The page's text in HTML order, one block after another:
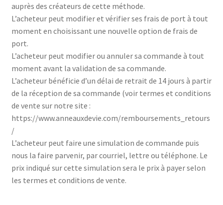
auprès des créateurs de cette méthode.
L’acheteur peut modifier et vérifier ses frais de port à tout
moment en choisissant une nouvelle option de frais de
port.
L’acheteur peut modifier ou annuler sa commande à tout
moment avant la validation de sa commande.
L’acheteur bénéficie d’un délai de retrait de 14 jours à partir
de la réception de sa commande (voir termes et conditions
de vente sur notre site :
https://www.anneauxdevie.com/remboursements_retours
/
L’acheteur peut faire une simulation de commande puis
nous la faire parvenir, par courriel, lettre ou téléphone. Le
prix indiqué sur cette simulation sera le prix à payer selon
les termes et conditions de vente.